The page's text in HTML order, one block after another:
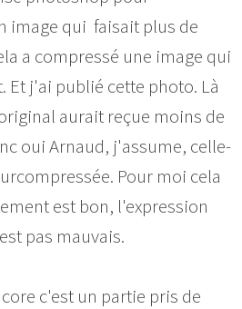
image qui faisait plus de
a compressé une image qui
Et j'ai publié cette photo. Là
aurait reçue moins de
oui Arnaud, j'assume, celle-
Pour moi cela
est bon, l'expression
pas mauvais.
c'est un partie pris de